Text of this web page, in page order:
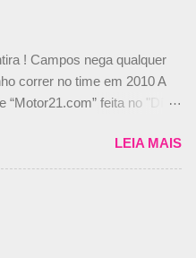
! Campos nega qualquer
correr no time em 2010 A
“Motor21.com” feita no "Día
que Nelson Piquet havia
ações da Campos, dando,
no time a Nelsinho Piquet,
uma vez por todas por
da escuderia. O
LEIA MAIS